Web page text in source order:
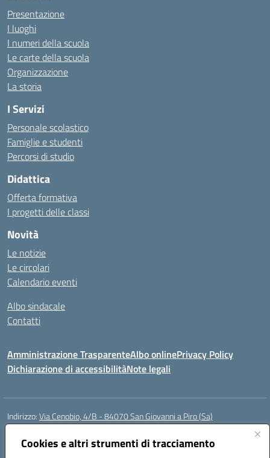
Cookies e altri strumenti di tracciamento
Presentazione
I luoghi
I numeri della scuola
Le carte della scuola
Organizzazione
La storia
I Servizi
Personale scolastico
Famiglie e studenti
Percorsi di studio
Didattica
Offerta formativa
I progetti delle classi
Novità
Le notizie
Le circolari
Calendario eventi
Albo sindacale
Contatti
Amministrazione TrasparenteAlbo onlinePrivacy Policy
Dichiarazione di accessibilitàNote legali
Indirizzo:Via Cenobio, 4/B - 84070 San Giovanni a Piro (Sa)
Centralino:
Posta elettronica certificata (PEC):saic815005@pec.istruzione.it